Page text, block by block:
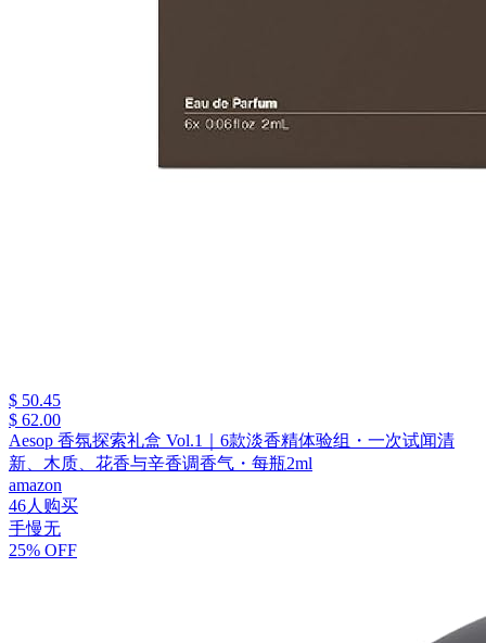
$ 50.45
$ 62.00
Aesop 香氛探索礼盒 Vol.1｜6款淡香精体验组・一次试闻清
新、木质、花香与辛香调香气・每瓶2ml
amazon
46人购买
手慢无
25% OFF